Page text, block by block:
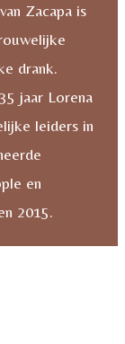
Zacapa is
drank.
jaar Lorena
leiders in
en
2015.